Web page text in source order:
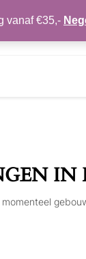
CONTACT
IN
vanaf €35,-